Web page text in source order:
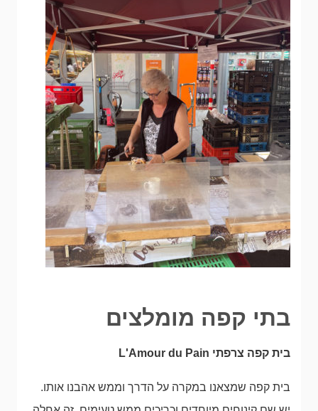
בתי קפה מומלצים
בית קפה צרפתי L'Amour du Pain
בית קפה שמצאנו במקרה על הדרך וממש אהבנו אותו.